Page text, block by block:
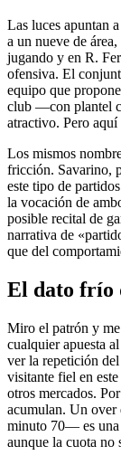
Las luces apuntan
a un nueve de
jugando y en R.
ofensiva. El
equipo que
club —con plantel
atractivo. Pero
Los mismos
fricción. Savarino,
este tipo de
la vocación de
posible recital de
narrativa de
que del
El dato frío
Miro el patrón y
cualquier apuesta
ver la repetición
visitante fiel en
otros mercados.
acumulan. Un over
minuto 70— es una
aunque la cuota no